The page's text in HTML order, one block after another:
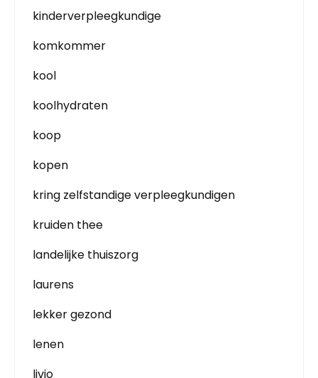
kinderverpleegkundige
komkommer
kool
koolhydraten
koop
kopen
kring zelfstandige verpleegkundigen
kruiden thee
landelijke thuiszorg
laurens
lekker gezond
lenen
livio